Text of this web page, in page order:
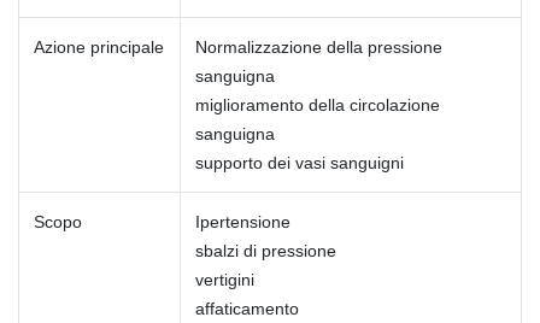
Azione principale
Normalizzazione della pressione
sanguigna
miglioramento della circolazione
sanguigna
supporto dei vasi sanguigni
Scopo
Ipertensione
sbalzi di pressione
vertigini
affaticamento